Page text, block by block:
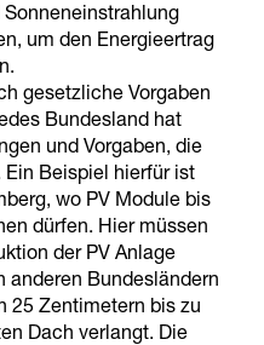
um den Energieertrag
gesetzliche Vorgaben
Bundesland hat
und Vorgaben, die
Beispiel hierfür ist
wo PV Module bis
dürfen. Hier müssen
der PV Anlage
anderen Bundesländern
25 Zentimetern bis zu
Dach verlangt. Die